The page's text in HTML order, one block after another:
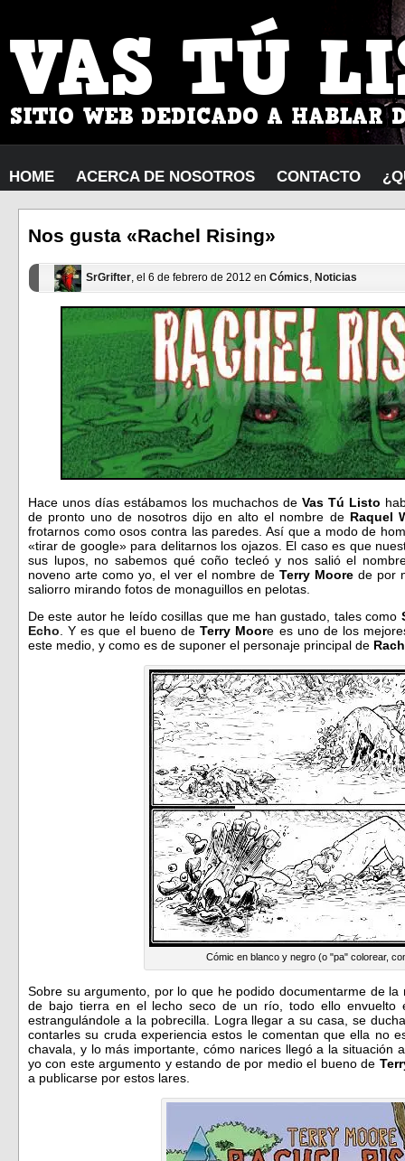
HOME ACERCA DE NOSOTROS CONTACTO
Nos gusta «Rachel Rising»
SrGrifter, el 6 de febrero de 2012 en Cómics, Noticias
Hace unos días estábamos los muchachos de Vas Tú Listo
de pronto uno de nosotros dijo en alto el nombre de Raquel
frotarnos como osos contra las paredes. Así que a modo de
«tirar de google» para delitarnos los ojazos. El caso es que
sus lupos, no sabemos qué coño tecleó y nos salió el
noveno arte como yo, el ver el nombre de Terry Moore de por
saliorro mirando fotos de monaguillos en pelotas.
De este autor he leído cosillas que me han gustado, tales como
Echo . Y es que el bueno deTerry Moore es uno de los
este medio, y como es de suponer el personaje principal de
Cómic en blanco y negro (o "pa" colorear,
Sobre su argumento, por lo que he podido documentarme de
de bajo tierra en el lecho seco de un río, todo ello envuelto
estrangulándole a la pobrecilla. Logra llegar a su casa, se
contarles su cruda experiencia estos le comentan que ella no
chavala, y lo más importante, cómo narices llegó a la
yo con este argumento y estando de por medio el bueno de
a publicarse por estos lares.